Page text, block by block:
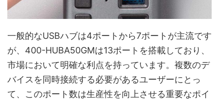
一般的なUSBハブは4ポートから7ポートが主流です
が、400-HUBA50GMは13ポートを搭載しており、
市場において明確な利点を持っています。複数のデ
バイスを同時接続する必要があるユーザーにとっ
て、このポート数は生産性を向上させる重要なポイ